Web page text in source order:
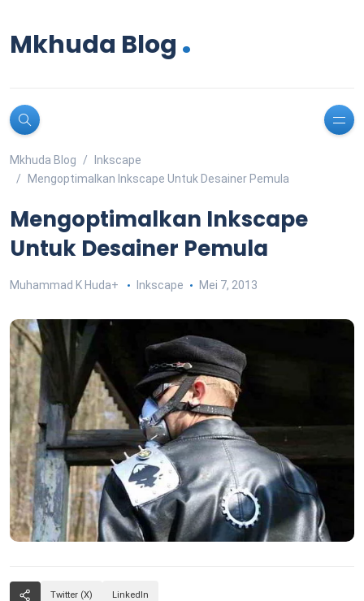
Mkhuda Blog .
Mkhuda Blog
Inkscape
Mengoptimalkan Inkscape Untuk Desainer Pemula
Mengoptimalkan Inkscape
Untuk Desainer Pemula
Muhammad K Huda+ Inkscape Mei 7, 2013
Twitter (X) LinkedIn